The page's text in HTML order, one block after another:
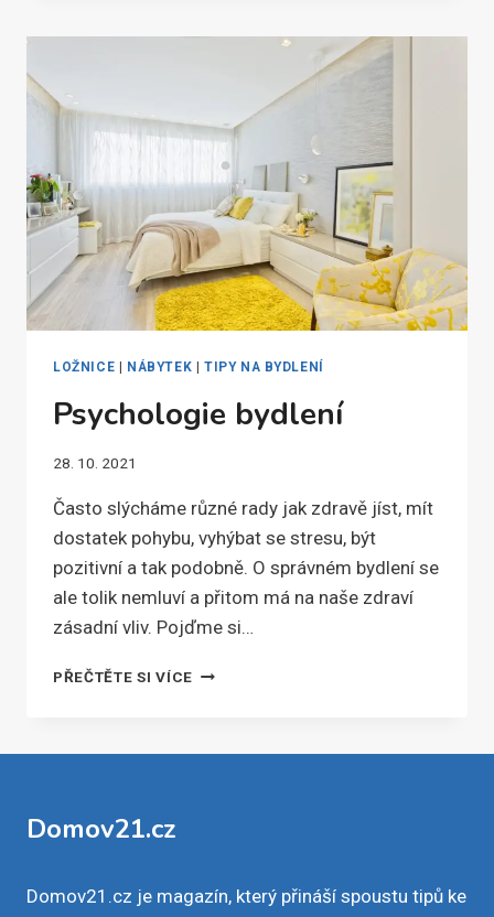
NA
LOŽNICE | NÁBYTEK | TIPY NA BYDLENÍ
Psychologie bydlení
28. 10. 2021
Často slýcháme různé rady jak zdravě jíst, mít
dostatek pohybu, vyhýbat se stresu, být
pozitivní a tak podobně. O správném bydlení se
ale tolik nemluví a přitom má na naše zdraví
zásadní vliv. Pojďme si…
PŘEČTĚTE SI VÍCEPSYCHOLOGIE
Domov21.cz
Domov21.cz je magazín, který přináší spoustu tipů ke